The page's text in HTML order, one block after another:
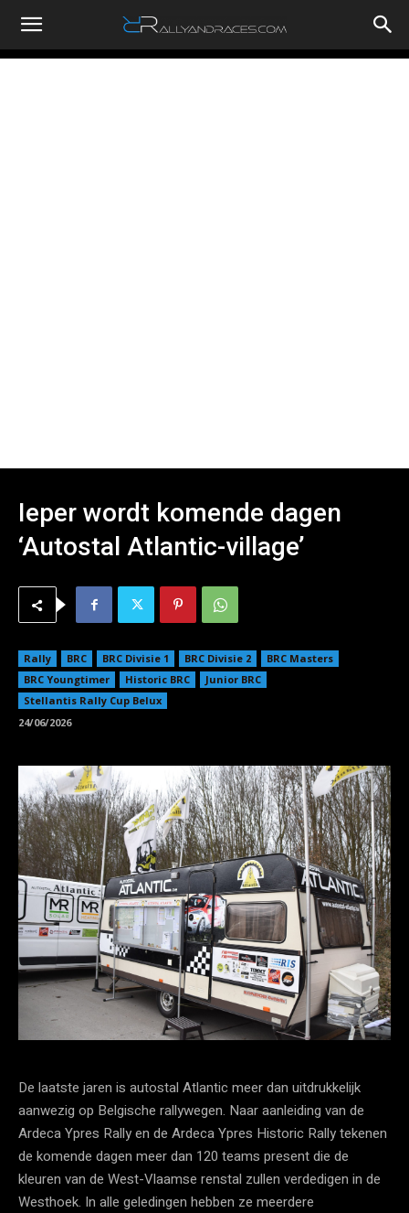
RallyandRaces.com
Ieper wordt komende dagen
‘Autostal Atlantic-village’
Rally BRC BRC Divisie 1 BRC Divisie 2
BRC Masters
BRC Youngtimer
Historic BRC
Junior BRC
Stellantis Rally Cup Belux
24/06/2026
De laatste jaren is autostal Atlantic meer dan uitdrukkelijk
aanwezig op Belgische rallywegen. Naar aanleiding van de
Ardeca Ypres Rally en de Ardeca Ypres Historic Rally tekenen
de komende dagen meer dan 120 teams present die de
kleuren van de West-Vlaamse renstal zullen verdedigen in de
Westhoek. In alle geledingen hebben ze meerdere